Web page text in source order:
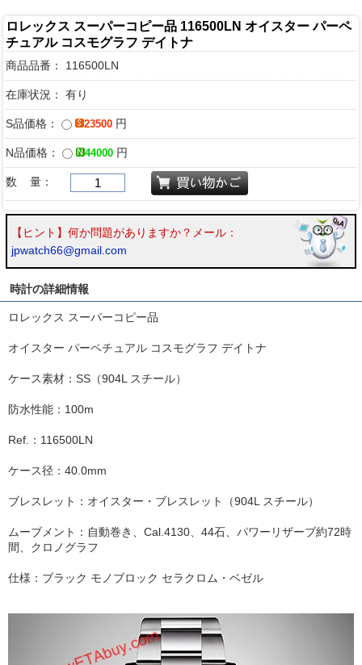
ロレックス スーパーコピー品 116500LN オイスター パーペ
チュアル コスモグラフ デイトナ
商品品番： 116500LN
在庫状況： 有り
S品価格： 23500 円
N品価格： 44000 円
数 量：
【ヒント】何か問題がありますか？メール：
jpwatch66@gmail.com
時計の詳細情報
ロレックス スーパーコピー品
オイスター パーペチュアル コスモグラフ デイトナ
ケース素材：SS（904L スチール）
防水性能：100m
Ref.：116500LN
ケース径：40.0mm
ブレスレット：オイスター・ブレスレット（904L スチール）
ムーブメント：自動巻き、Cal.4130、44石、パワーリザーブ約72時
間、クロノグラフ
仕様：ブラック モノブロック セラクロム・ベゼル